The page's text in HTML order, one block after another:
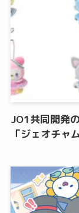
JO1共同開発
「ジェオチャ